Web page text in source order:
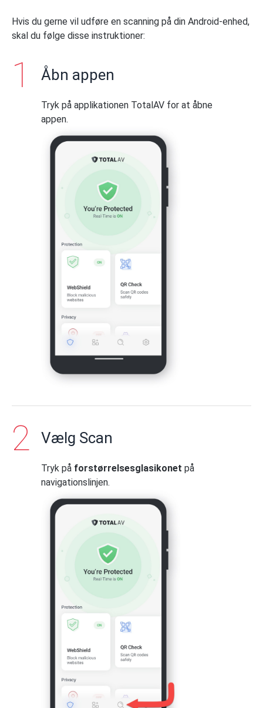
Hvis du gerne vil udføre en scanning på din Android-enhed,
skal du følge disse instruktioner:
Åbn appen
Tryk på applikationen TotalAV for at åbne
appen.
Vælg Scan
Tryk på forstørrelsesglasikonet på
navigationslinjen.